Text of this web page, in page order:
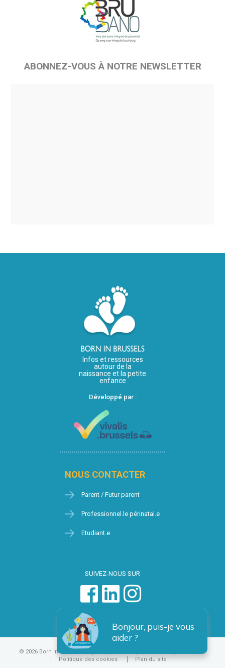
ABONNEZ-VOUS À NOTRE NEWSLETTER
Infos et ressources
autour de la
naissance et la petite
enfance
Développé par :
NOUS CONTACTER
Parent / Futur parent
Professionnel.le périnatal.e
Etudiant.e
SUIVEZ-NOUS SUR
Bonjour, puis-je vous
aider ?
© 2026 Born in Brussels
Politique des cookies
Plan du site